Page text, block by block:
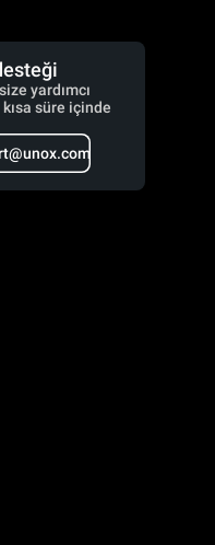
yardımcı
süre içinde